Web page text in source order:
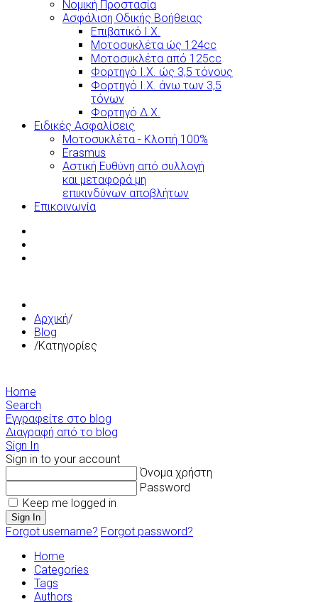
Νομική Προστασία
Ασφάλιση Οδικής Βοήθειας
Επιβατικό Ι.Χ.
Μοτοσυκλέτα ώς 124cc
Μοτοσυκλέτα από 125cc
Φορτηγό Ι.Χ. ώς 3,5 τόνους
Φορτηγό Ι.Χ. άνω των 3,5
τόνων
Φορτηγό Δ.Χ.
Ειδικές Ασφαλίσεις
Μοτοσυκλέτα - Κλοπή 100%
Erasmus
Αστική Ευθύνη από συλλογή
και μεταφορά μη
επικινδύνων αποβλήτων
Επικοινωνία
Αρχική/
Blog
/Κατηγορίες
Home
Search
Εγγραφείτε στο blog
Διαγραφή από το blog
Sign In
Sign in to your account
Όνομα χρήστη
Password
Keep me logged in
Sign In
Forgot username? Forgot password?
Home
Categories
Tags
Authors